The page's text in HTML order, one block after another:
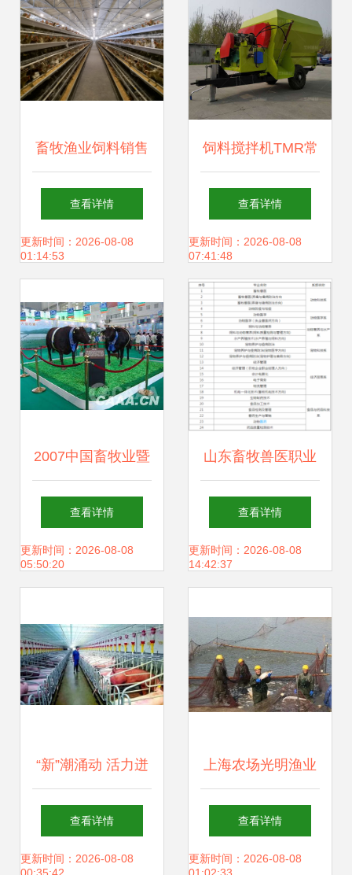
畜牧渔业饲料销售
农业企业创新发展
的核心路径
查看详情
更新时间：2026-08-08
01:14:53
饲料搅拌机TMR常
用指南 高效畜牧养
殖的必备工具
查看详情
更新时间：2026-08-08
07:41:48
2007中国畜牧业暨
饲料工业展览会 行
业创新与合作共赢
查看详情
更新时间：2026-08-08
05:50:20
山东畜牧兽医职业
学院地址、邮编及
畜牧渔业饲料销售
解
查看详情
更新时间：2026-08-08
14:42:37
“新”潮涌动 活力迸
发——随县民营经
济一线观察之畜牧
查看详情
更新时间：2026-08-08
上海农场光明渔业
产业链延伸与渠道
创新，重塑畜牧渔
查看详情
更新时间：2026-08-08